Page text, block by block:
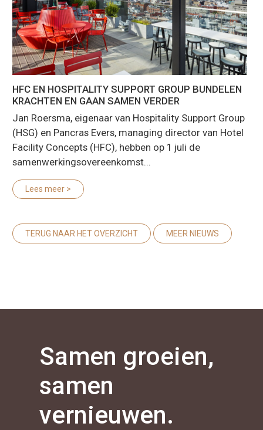
HFC EN HOSPITALITY SUPPORT GROUP BUNDELEN
KRACHTEN EN GAAN SAMEN VERDER
Jan Roersma, eigenaar van Hospitality Support Group
(HSG) en Pancras Evers, managing director van Hotel
Facility Concepts (HFC), hebben op 1 juli de
samenwerkingsovereenkomst...
Lees meer >
TERUG NAAR HET OVERZICHT MEER NIEUWS
Samen groeien,
samen
vernieuwen.